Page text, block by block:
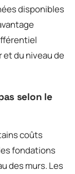
disponibles
du niveau de
selon le
coûts
fondations
des murs. Les